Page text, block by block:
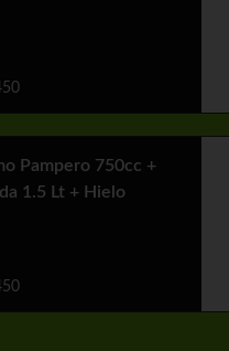
Pampero 750cc +
1.5 Lt + Hielo